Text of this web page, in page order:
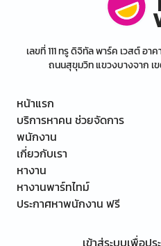
เลขที่ 111 ทรู ดิจิทัล พาร์ค เวสต์ อ
ถนนสุขุมวิท แขวงบางจาก เ
หน้าแรก
บริการหาคน ช่วยจัดการ
พนักงาน
เกี่ยวกับเรา
หางาน
หางานพาร์ทไทม์
ประกาศหาพนักงาน ฟรี
เข้าสู่ระบบเพื่อป